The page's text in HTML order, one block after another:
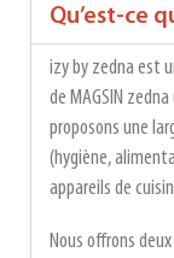
Qu’est-ce
izy by zedna est
de MAGSIN
proposons une
(hygiène,
appareils de
Nous offrons